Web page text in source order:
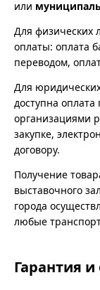
или
Для физических
оплаты: оплата
переводом,
Для
доступна
организациями
закупке,
договору.
Получение
выставочного
города
любые
Гарантия